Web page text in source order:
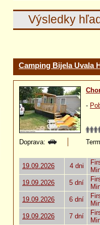
Výsledky
Camping Bijela Uvala
-
Doprava:
19.09.2026 4 dni
19.09.2026
5 dní
19.09.2026
6 dní
19.09.2026
7 dní